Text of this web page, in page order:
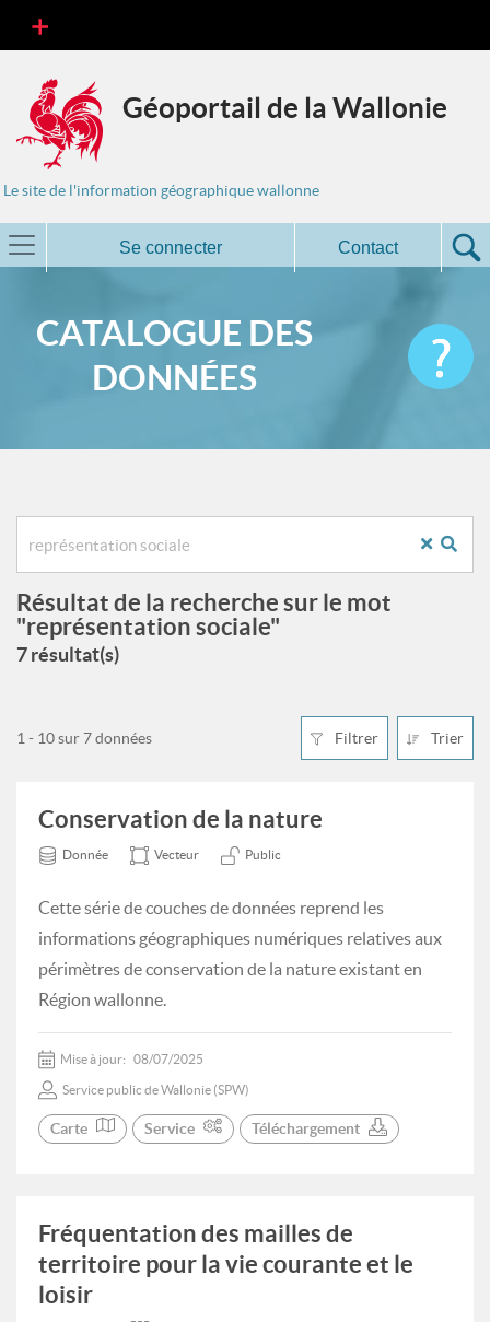
Géoportail de la Wallonie
Le site de l'information géographique wallonne
Se connecter Contact
CATALOGUE DES
DONNÉES
Résultat de la recherche sur le mot
"représentation sociale"
7 résultat(s)
Filtrer Trier
1 - 10 sur 7 données
Conservation de la nature
Donnée Vecteur Public
Cette série de couches de données reprend les
informations géographiques numériques relatives aux
périmètres de conservation de la nature existant en
Région wallonne.
Mise à jour: 08/07/2025
Service public de Wallonie (SPW)
Carte Service Téléchargement
Fréquentation des mailles de
territoire pour la vie courante et le
loisir